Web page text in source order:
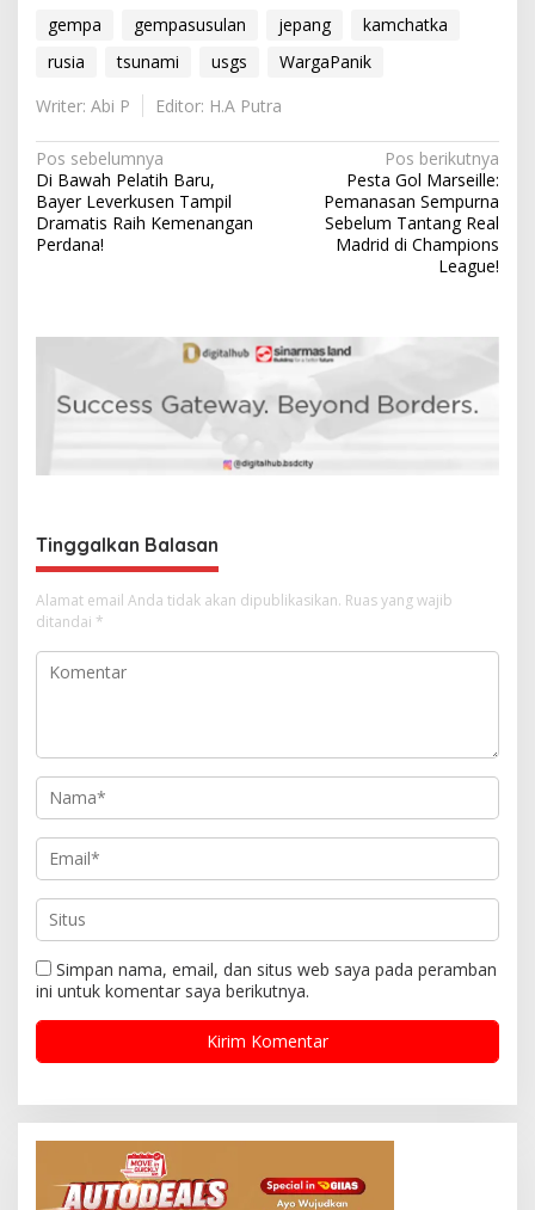
gempa gempasusulan jepang
kamchatka
rusia
tsunami usgs
WargaPanik
Writer: Abi P
Editor: H.A Putra
N
a
v
i
a
o
Pos sebelumnya
Di Bawah Pelatih Baru,
Bayer Leverkusen Tampil
Dramatis Raih Kemenangan
Perdana!
Pos berikutnya
Pesta Gol Marseille:
Pemanasan Sempurna
Sebelum Tantang Real
Madrid di Champions
League!
Tinggalkan Balasan
Alamat email Anda tidak akan dipublikasikan. Ruas yang wajib
ditandai *
Simpan nama, email, dan situs web saya pada peramban
ini untuk komentar saya berikutnya.